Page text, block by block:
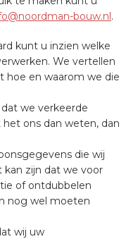
bouw.nl.
kunt u inzien welke
We vertellen
hoe en waarom we die
we verkeerde
ons dan weten, dan
die wij
kan zijn dat we voor
of ontdubbelen
nog wel moeten
wij uw